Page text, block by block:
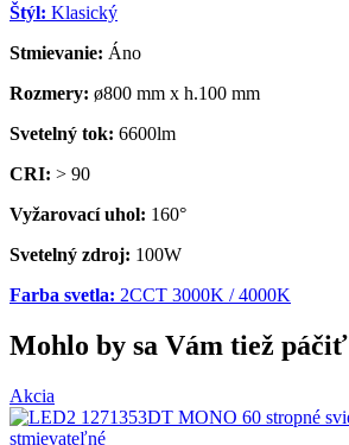
Štýl: Klasický
Stmievanie: Áno
Rozmery: ø800 mm x h.100 mm
Svetelný tok: 6600lm
CRI: > 90
Vyžarovací uhol: 160°
Svetelný zdroj: 100W
Farba svetla: 2CCT 3000K / 4000K
Mohlo by sa Vám tiež páčiť
Akcia